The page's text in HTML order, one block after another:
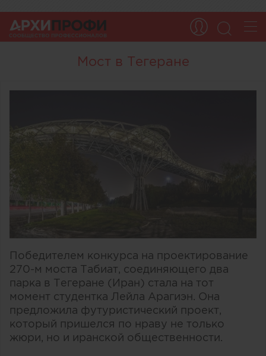
Мост в Тегеране
Победителем конкурса на проектирование
270-м моста Табиат, соединяющего два
парка в Тегеране (Иран) стала на тот
момент студентка Лейла Арагиэн. Она
предложила футуристический проект,
который пришелся по нраву не только
жюри, но и иранской общественности.